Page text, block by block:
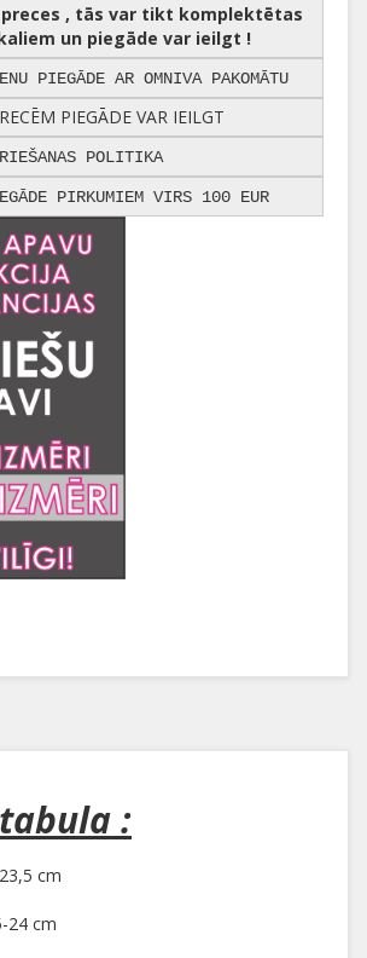
preces , tās var tikt komplektētas
un piegāde var ieilgt !
PIEGĀDE AR OMNIVA PAKOMĀTU
PIEGĀDE VAR IEILGT
POLITIKA
PIRKUMIEM VIRS 100 EUR
:
cm
24 cm